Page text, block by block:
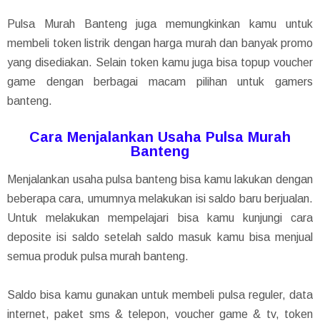
Pulsa Murah Banteng juga memungkinkan kamu untuk
membeli token listrik dengan harga murah dan banyak promo
yang disediakan. Selain token kamu juga bisa topup voucher
game dengan berbagai macam pilihan untuk gamers
banteng.
Cara Menjalankan Usaha Pulsa Murah
Banteng
Menjalankan usaha pulsa banteng bisa kamu lakukan dengan
beberapa cara, umumnya melakukan isi saldo baru berjualan.
Untuk melakukan mempelajari bisa kamu kunjungi cara
deposite isi saldo setelah saldo masuk kamu bisa menjual
semua produk pulsa murah banteng.
Saldo bisa kamu gunakan untuk membeli pulsa reguler, data
internet, paket sms & telepon, voucher game & tv, token